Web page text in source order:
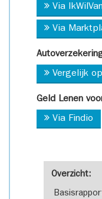
Overzicht:
Via
Via
Vergelijk
Geld Lenen
Via Findio